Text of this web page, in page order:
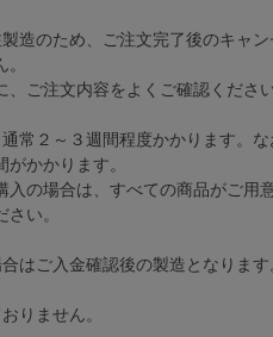
造のため、ご注文完了後のキャ
ご注文内容をよくご確認ください
常２～３週間程度かかります。
かかります。
入の場合は、すべての商品がご用
い。
はご入金確認後の製造となります
りません。